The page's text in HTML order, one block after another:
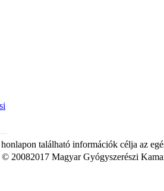
található információk célja az
© 20082017 Magyar Gyógyszerészi